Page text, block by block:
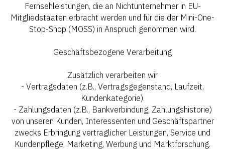
Fernsehleistungen, die an Nichtunternehmer in EU-
Mitgliedstaaten erbracht werden und für die der Mini-One-
Stop-Shop (MOSS) in Anspruch genommen wird.
Geschäftsbezogene Verarbeitung
Zusätzlich verarbeiten wir
- Vertragsdaten (z.B., Vertragsgegenstand, Laufzeit,
Kundenkategorie).
- Zahlungsdaten (z.B., Bankverbindung, Zahlungshistorie)
von unseren Kunden, Interessenten und Geschäftspartner
zwecks Erbringung vertraglicher Leistungen, Service und
Kundenpflege, Marketing, Werbung und Marktforschung.